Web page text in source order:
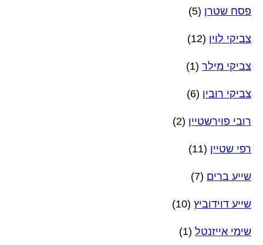
פסח שטרן (5)
צביקי לוין (12)
צביקי מילר (1)
צביקי רובין (6)
רובי פוירשטיין (2)
רפי שטיין (11)
שייע ברים (7)
שייע דוידוביץ (10)
שימי אייזנטל (1)